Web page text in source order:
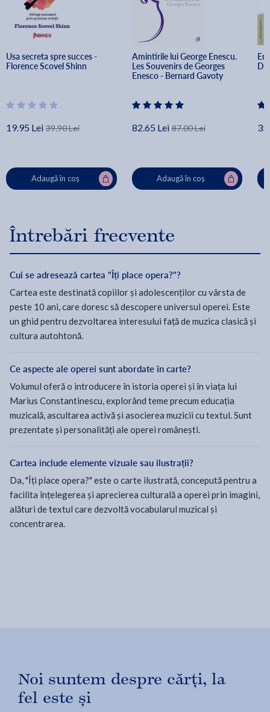
Usa secreta spre succes -
Florence Scovel Shinn
19.95 Lei 39.90 Lei
Adaugă în coș
Amintirile lui George Enescu.
Les Souvenirs de Georges
Enesco - Bernard Gavoty
82.65 Lei 87.00 Lei
Adaugă în coș
Întrebări frecvente
Cui se adresează cartea "Îți place opera?"?
Cartea este destinată copiilor și adolescenților cu vârsta de
peste 10 ani, care doresc să descopere universul operei. Este
un ghid pentru dezvoltarea interesului față de muzica clasică și
cultura autohtonă.
Ce aspecte ale operei sunt abordate în carte?
Volumul oferă o introducere în istoria operei și în viața lui
Marius Constantinescu, explorând teme precum educația
muzicală, ascultarea activă și asocierea muzicii cu textul. Sunt
prezentate și personalități ale operei românești.
Cartea include elemente vizuale sau ilustrații?
Da, "Îți place opera?" este o carte ilustrată, concepută pentru a
facilita înțelegerea și aprecierea culturală a operei prin imagini,
alături de textul care dezvoltă vocabularul muzical și
concentrarea.
Noi suntem despre cărți, la
fel este și